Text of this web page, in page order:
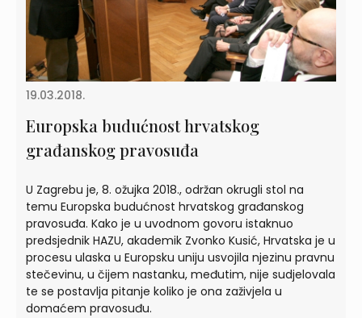
19.03.2018.
Europska budućnost hrvatskog
građanskog pravosuđa
U Zagrebu je, 8. ožujka 2018., održan okrugli stol na
temu Europska budućnost hrvatskog građanskog
pravosuđa. Kako je u uvodnom govoru istaknuo
predsjednik HAZU, akademik Zvonko Kusić, Hrvatska je u
procesu ulaska u Europsku uniju usvojila njezinu pravnu
stečevinu, u čijem nastanku, međutim, nije sudjelovala
te se postavlja pitanje koliko je ona zaživjela u
domaćem pravosuđu.